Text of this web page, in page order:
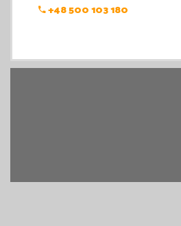
+48 500 103 180